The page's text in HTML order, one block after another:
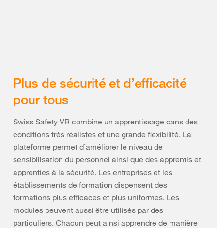
Plus de sécurité et d’efficacité
pour tous
Swiss Safety VR combine un apprentissage dans des
conditions très réalistes et une grande flexibilité. La
plateforme permet d’améliorer le niveau de
sensibilisation du personnel ainsi que des apprentis et
apprenties à la sécurité. Les entreprises et les
établissements de formation dispensent des
formations plus efficaces et plus uniformes. Les
modules peuvent aussi être utilisés par des
particuliers. Chacun peut ainsi apprendre de manière